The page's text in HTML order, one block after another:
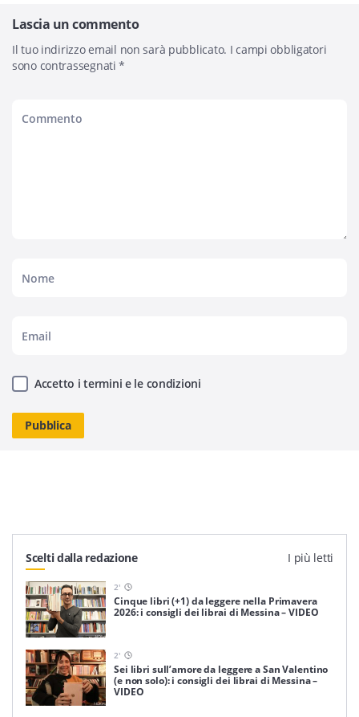
Lascia un commento
Il tuo indirizzo email non sarà pubblicato. I campi obbligatori
sono contrassegnati*
Accetto i termini e le condizioni
Scelti dalla redazione I più letti
2'
Cinque libri (+1) da leggere nella Primavera
2026: i consigli dei librai di Messina – VIDEO
2'
Sei libri sull’amore da leggere a San Valentino
(e non solo): i consigli dei librai di Messina –
VIDEO